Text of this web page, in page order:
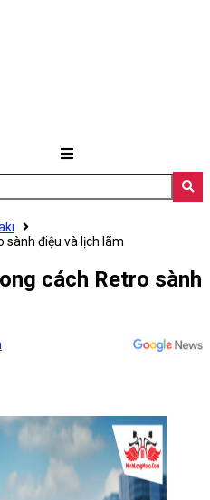
sành điệu và lịch lãm
cách Retro sành